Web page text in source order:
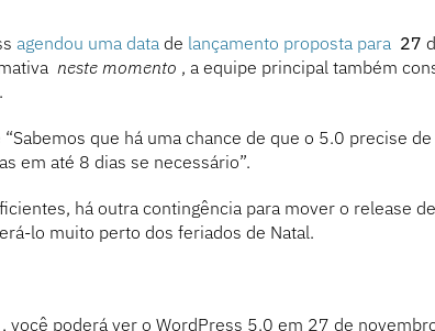
agendou uma data de lançamento proposta para 27
neste momento , a equipe principal também
que há uma chance de que o 5.0 precise
em até 8 dias se necessário”.
há outra contingência para mover o release
lo muito perto dos feriados de Natal.
, você poderá ver o WordPress 5.0 em 27 de